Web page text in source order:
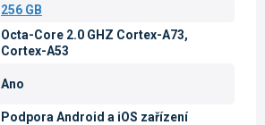
256 GB
Octa-Core 2.0 GHZ Cortex-A73,
Cortex-A53
Ano
Podpora Android a iOS zařízení